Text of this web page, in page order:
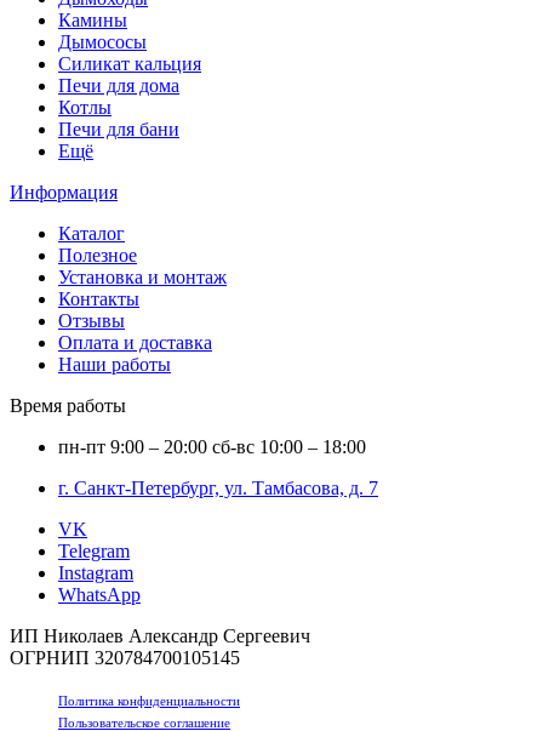
Камины
Дымососы
Силикат кальция
Печи для дома
Котлы
Печи для бани
Ещё
Информация
Каталог
Полезное
Установка и монтаж
Контакты
Отзывы
Оплата и доставка
Наши работы
Время работы
пн-пт 9:00 – 20:00 сб-вс 10:00 – 18:00
г. Санкт-Петербург, ул. Тамбасова, д. 7
VK
Telegram
Instagram
WhatsApp
ИП Николаев Александр Сергеевич
ОГРНИП 320784700105145
Политика конфиденциальности
Пользовательское соглашение